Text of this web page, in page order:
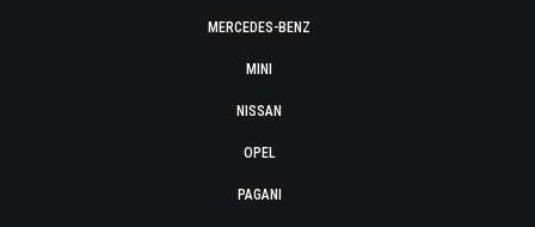
MERCEDES-BENZ
MINI
NISSAN
OPEL
PAGANI